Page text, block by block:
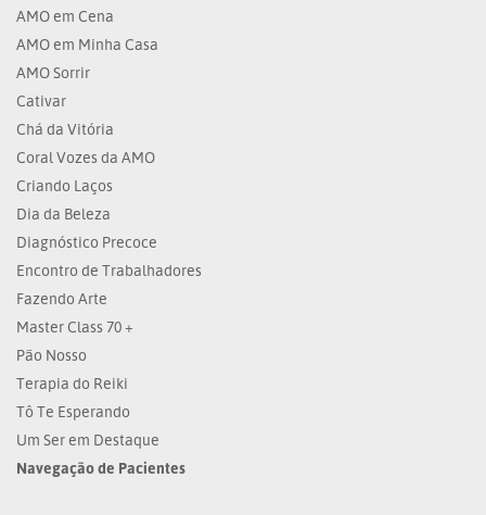
AMO em Cena
AMO em Minha Casa
AMO Sorrir
Cativar
Chá da Vitória
Coral Vozes da AMO
Criando Laços
Dia da Beleza
Diagnóstico Precoce
Encontro de Trabalhadores
Fazendo Arte
Master Class 70 +
Pão Nosso
Terapia do Reiki
Tô Te Esperando
Um Ser em Destaque
Navegação de Pacientes